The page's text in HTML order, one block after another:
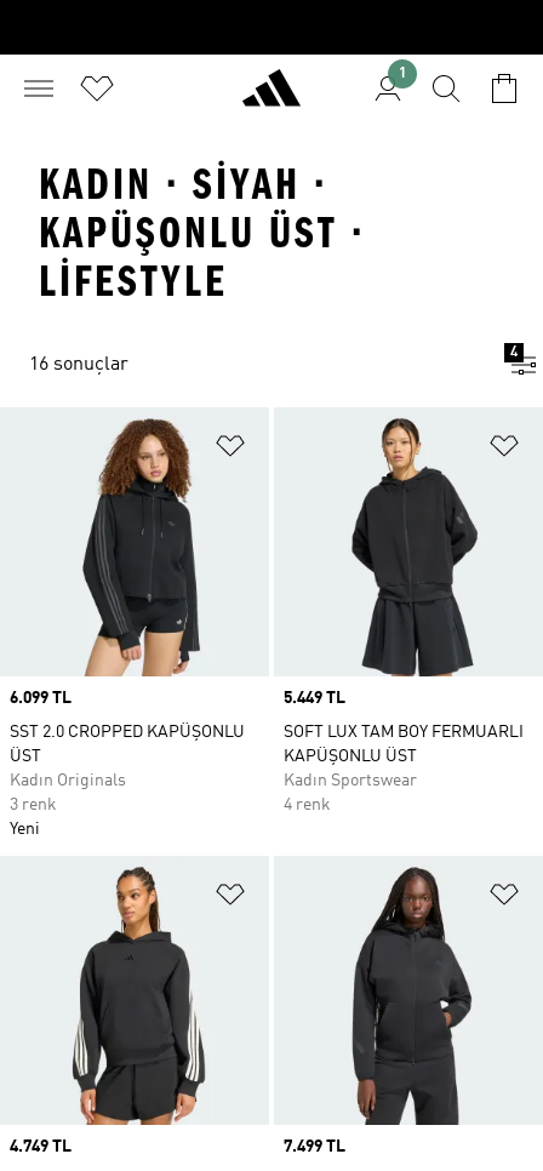
1
KADIN · SIYAH ·
KAPÜŞONLU ÜST ·
LIFESTYLE
16 sonuçlar
4
Favori Listesine Ekle
Price
6.099 TL
SST 2.0 CROPPED KAPÜŞONLU
ÜST
Kadın Originals
3 renk
Yeni
Price
5.449 TL
SOFT LUX TAM BOY FERMUARLI
KAPÜŞONLU ÜST
Kadın Sportswear
4 renk
Favori Listesine Ekle
Price
4.749 TL
Price
7.499 TL